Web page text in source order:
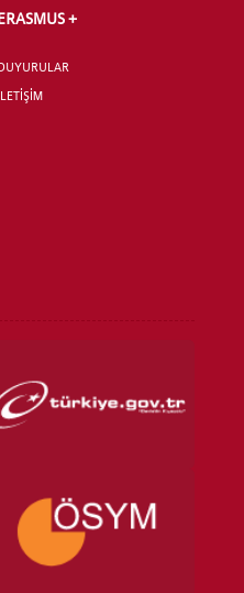
+